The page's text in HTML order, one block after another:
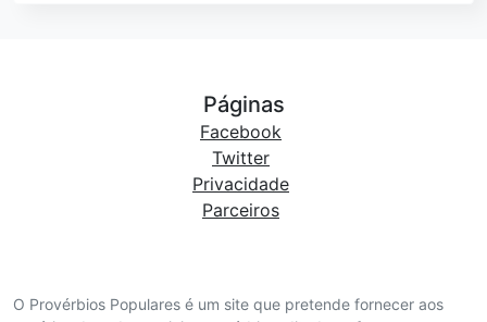
O Provérbios Populares é um site que pretende fornecer aos
Páginas
Facebook
Twitter
Privacidade
Parceiros